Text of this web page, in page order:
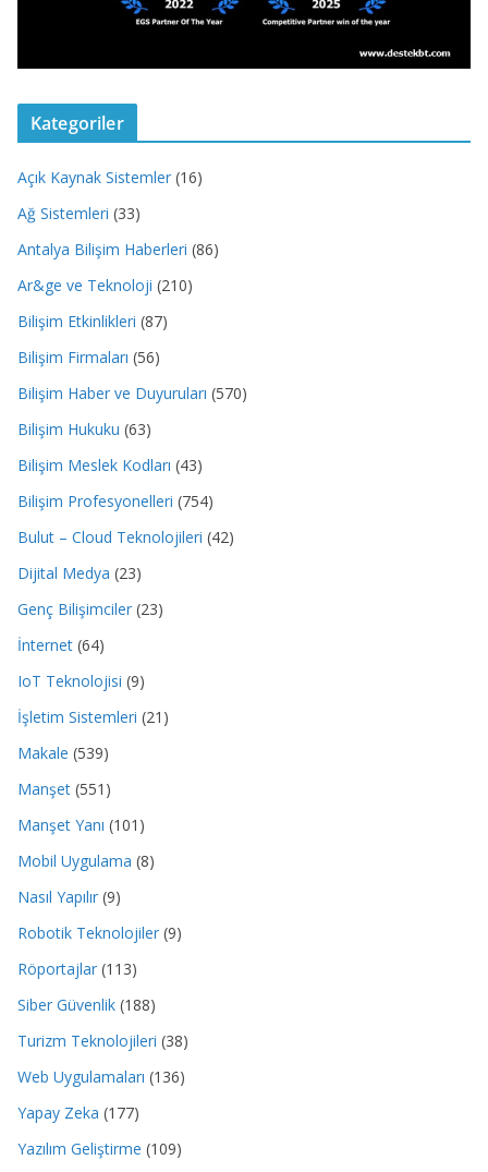
Kategoriler
Açık Kaynak Sistemler (16)
Ağ Sistemleri (33)
Antalya Bilişim Haberleri (86)
Ar&ge ve Teknoloji (210)
Bilişim Etkinlikleri (87)
Bilişim Firmaları (56)
Bilişim Haber ve Duyuruları (570)
Bilişim Hukuku (63)
Bilişim Meslek Kodları (43)
Bilişim Profesyonelleri (754)
Bulut – Cloud Teknolojileri (42)
Dijital Medya (23)
Genç Bilişimciler (23)
İnternet (64)
IoT Teknolojisi (9)
İşletim Sistemleri (21)
Makale (539)
Manşet (551)
Manşet Yanı (101)
Mobil Uygulama (8)
Nasıl Yapılır (9)
Robotik Teknolojiler (9)
Röportajlar (113)
Siber Güvenlik (188)
Turizm Teknolojileri (38)
Web Uygulamaları (136)
Yapay Zeka (177)
Yazılım Geliştirme (109)